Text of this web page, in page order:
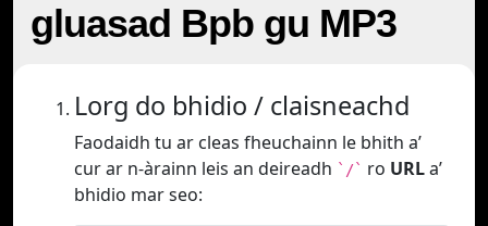
gluasad Bpb gu MP3
Lorg do bhidio / claisneachd
Faodaidh tu ar cleas fheuchainn le bhith a’
cur ar n-àrainn leis an deireadh `/` ro URLa’
bhidio mar seo: